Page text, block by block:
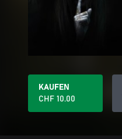
KAUFEN
CHF 10.00